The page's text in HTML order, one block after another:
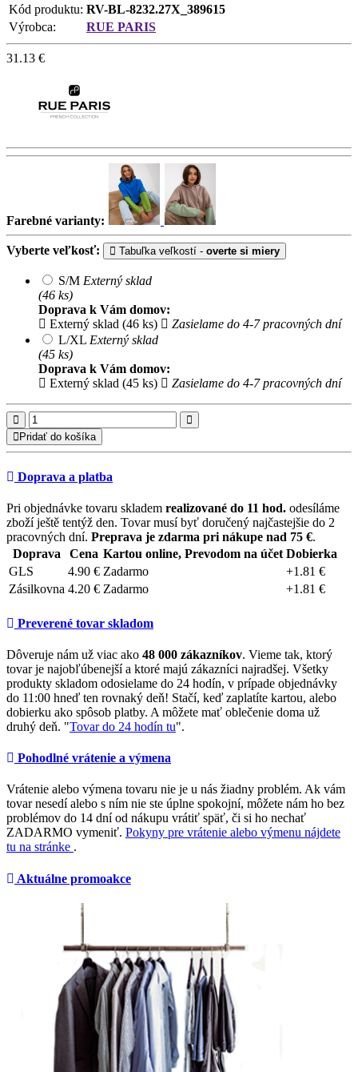
Kód produktu: RV-BL-8232.27X_389615
Výrobca:
RUE PARIS
31.13 €
Farebné varianty:
Vyberte veľkosť: Tabuľka veľkostí - overte si miery
S/M Externý sklad
(46 ks)
Doprava k Vám domov:
Externý sklad (46 ks)
Zasielame do 4-7 pracovných dní
L/XL Externý sklad
(45 ks)
Doprava k Vám domov:
Externý sklad (45 ks)
Zasielame do 4-7 pracovných dní
Pridať do košíka
Doprava a platba
Pri objednávke tovaru skladem realizované do 11 hod. odesíláme
zboží ještě tentýž den. Tovar musí byť doručený najčastejšie do 2
pracovných dní. Preprava je zdarma pri nákupe nad 75 €.
Doprava
Cena Kartou online, Prevodom na účet Dobierka
GLS
4.90 € Zadarmo
+1.81 €
Zásilkovna 4.20 € Zadarmo +1.81 €
Preverené tovar skladom
Dôveruje nám už viac ako 48 000 zákazníkov. Vieme tak, ktorý
tovar je najobľúbenejší a ktoré majú zákazníci najradšej. Všetky
produkty skladom odosielame do 24 hodín, v prípade objednávky
do 11:00 hneď ten rovnaký deň! Stačí, keď zaplatíte kartou, alebo
dobierku ako spôsob platby. A môžete mať oblečenie doma už
druhý deň. "Tovar do 24 hodín tu".
Pohodlné vrátenie a výmena
Vrátenie alebo výmena tovaru nie je u nás žiadny problém. Ak vám
tovar nesedí alebo s ním nie ste úplne spokojní, môžete nám ho bez
problémov do 14 dní od nákupu vrátiť späť, či si ho nechať
ZADARMO vymeniť. Pokyny pre vrátenie alebo výmenu nájdete
tu na stránke .
Aktuálne promoakce